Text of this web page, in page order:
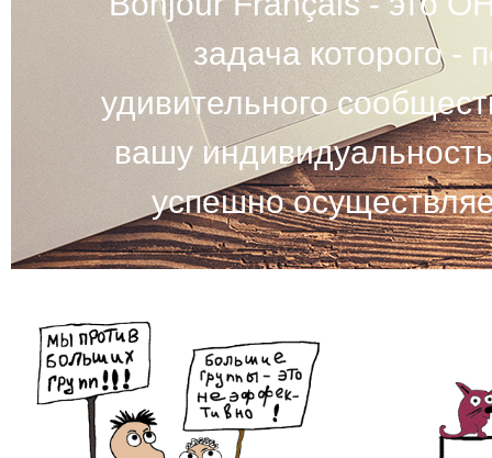
задача которого
удивительного
вашу
успешно